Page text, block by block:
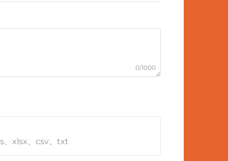
0/1000
xlsx、csv、txt